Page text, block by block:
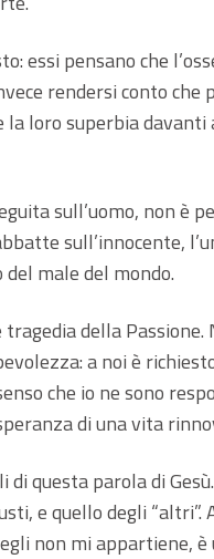
essi pensano che
rendersi conto che
loro superbia
sull’uomo, non è
sull’innocente,
male del mondo.
della
a noi è
che io ne sono
di una vita
di questa parola di
e quello degli “altri”.
non mi appartiene, è